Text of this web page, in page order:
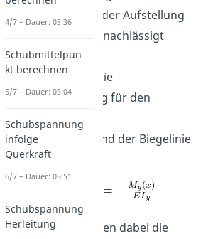
Balkengeometrie in der Aufstellung
der Gleichungen vernachlässigt
werden kann.
Sehen wir uns nun die
Differentialgleichung für den
Zusammenhang der
Balkenkrümmung und der Biegelinie
an:
Die Striche bezeichnen dabei die
4/7 – Dauer: 03:36
Schubmittelpun
kt berechnen
5/7 – Dauer: 03:04
Schubspannung
infolge
Querkraft
6/7 – Dauer: 03:51
Schubspannung
Herleitung